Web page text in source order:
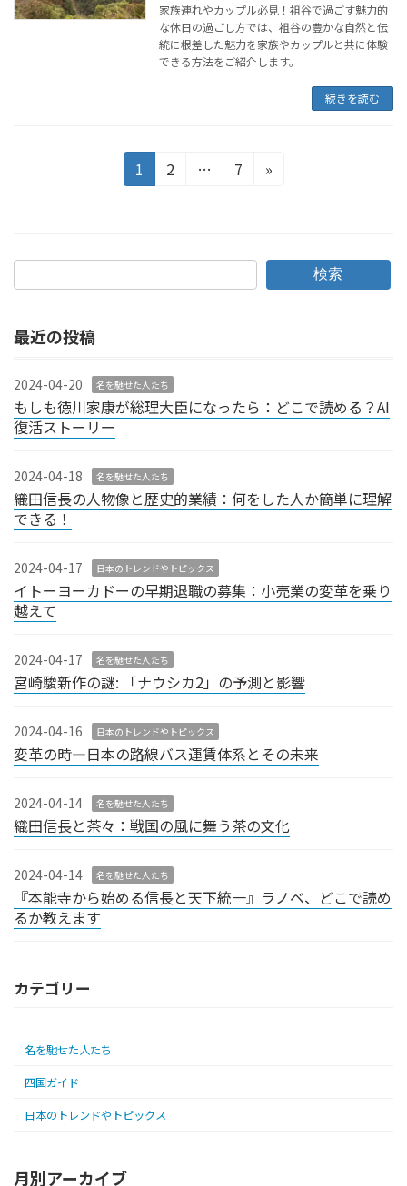
家族連れやカップル必見！祖谷で過ごす魅力的
な休日の過ごし方では、祖谷の豊かな自然と伝
統に根差した魅力を家族やカップルと共に体験
できる方法をご紹介します。
続きを読む
ペ
ー
送
り
固
定
ジ
1
固
ジ
2 …
固
ジ
7 »
検索
最近の投稿
2024-04-20 名を馳せた人たち
もしも徳川家康が総理大臣になったら：どこで読める？AI
復活ストーリー
2024-04-18 名を馳せた人たち
織田信長の人物像と歴史的業績：何をした人か簡単に理解
できる！
2024-04-17 日本のトレンドやトピックス
イトーヨーカドーの早期退職の募集：小売業の変革を乗り
越えて
2024-04-17 名を馳せた人たち
宮崎駿新作の謎: 「ナウシカ2」の予測と影響
2024-04-16 日本のトレンドやトピックス
変革の時―日本の路線バス運賃体系とその未来
2024-04-14 名を馳せた人たち
織田信長と茶々：戦国の風に舞う茶の文化
2024-04-14 名を馳せた人たち
『本能寺から始める信長と天下統一』ラノベ、どこで読め
るか教えます
カテゴリー
名を馳せた人たち
四国ガイド
日本のトレンドやトピックス
月別アーカイブ